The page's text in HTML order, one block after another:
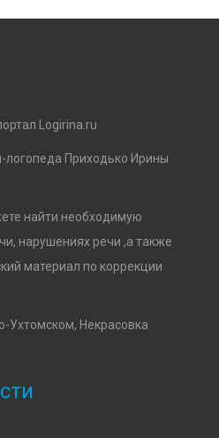
Logirina.ru
логопеда Приходько Ирины
найти необходимую
нарушениях речи ,а также
материал по коррекции
Ухтомском, Некрасовка